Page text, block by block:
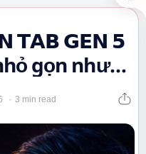
𝗧𝗔𝗕 𝗚𝗘𝗡 𝟱
gọn nhưng
3 min read